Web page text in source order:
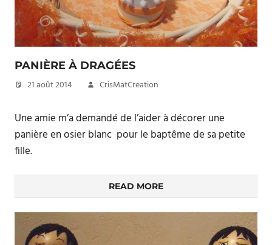
PANIÈRE À DRAGÉES
21 août 2014 CrisMatCreation
Une amie m’a demandé de l’aider à décorer une
panière en osier blanc pour le baptême de sa petite
fille.
READ MORE